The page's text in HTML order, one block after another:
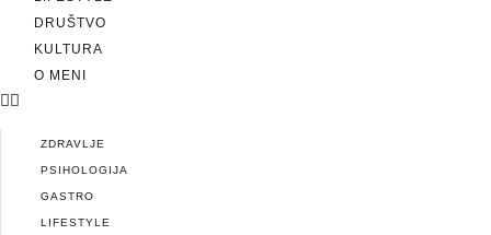
DRUŠTVO
KULTURA
O MENI
ZDRAVLJE
PSIHOLOGIJA
GASTRO
LIFESTYLE